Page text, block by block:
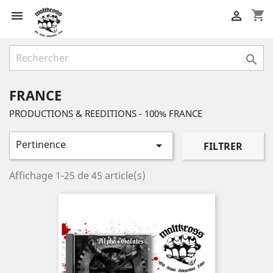
 shopping_cart


FRANCE
PRODUCTIONS & REEDITIONS - 100% FRANCE
Pertinence  FILTRER
Affichage 1-25 de 45 article(s)